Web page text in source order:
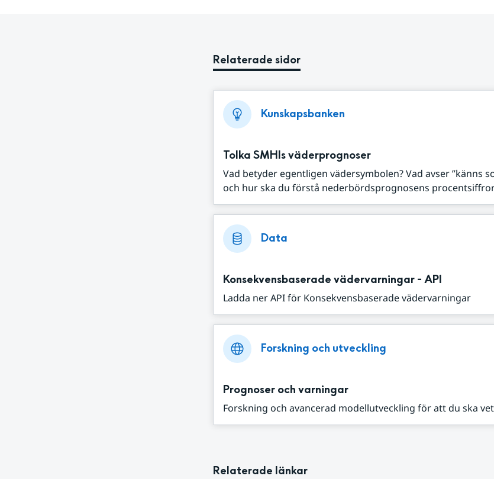
Relaterade sidor
Kunskapsbanken
Tolka SMHIs väderprognoser
Vad betyder egentligen vädersymbolen? Vad avser ”känns
och hur ska du förstå nederbördsprognosens
Data
Konsekvensbaserade vädervarningar - API
Ladda ner API för Konsekvensbaserade vädervarningar
Forskning och utveckling
Prognoser och varningar
Forskning och avancerad modellutveckling för att du ska
Relaterade länkar